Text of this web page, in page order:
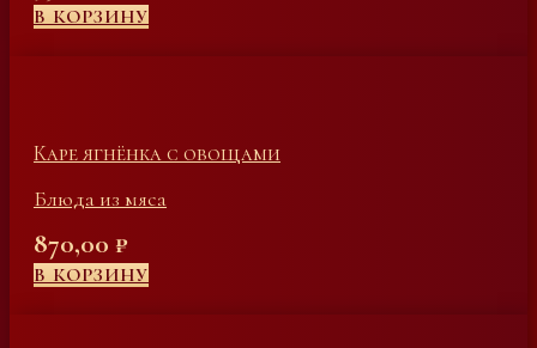
В КОРЗИНУ
Каре ягнёнка с овощами
Блюда из мяса
870,00 ₽
В КОРЗИНУ